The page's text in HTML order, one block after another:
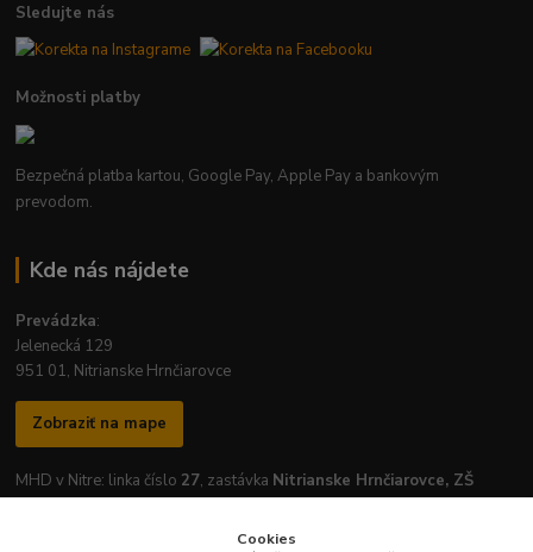
Sledujte nás
Možnosti platby
Bezpečná platba kartou, Google Pay, Apple Pay a bankovým
prevodom.
Kde nás nájdete
Prevádzka:
Jelenecká 129
951 01, Nitrianske Hrnčiarovce
Zobraziť na mape
MHD v Nitre: linka číslo 27, zastávka Nitrianske Hrnčiarovce, ZŠ
Cookies